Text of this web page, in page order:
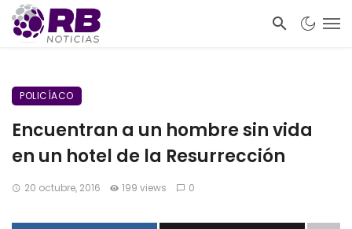
POLICÍACO
Encuentran a un hombre sin vida
en un hotel de la Resurrección
20 octubre, 2016 199 views 0